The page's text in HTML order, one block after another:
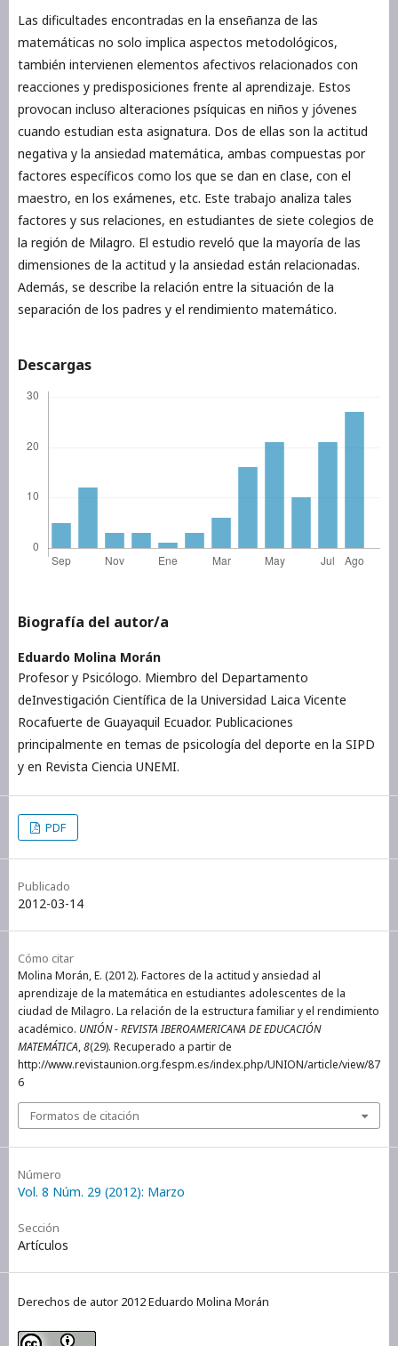
Las dificultades encontradas en la enseñanza de las
matemáticas no solo implica aspectos metodológicos,
también intervienen elementos afectivos relacionados con
reacciones y predisposiciones frente al aprendizaje. Estos
provocan incluso alteraciones psíquicas en niños y jóvenes
cuando estudian esta asignatura. Dos de ellas son la actitud
negativa y la ansiedad matemática, ambas compuestas por
factores específicos como los que se dan en clase, con el
maestro, en los exámenes, etc. Este trabajo analiza tales
factores y sus relaciones, en estudiantes de siete colegios de
la región de Milagro. El estudio reveló que la mayoría de las
dimensiones de la actitud y la ansiedad están relacionadas.
Además, se describe la relación entre la situación de la
separación de los padres y el rendimiento matemático.
Descargas
Biografía del autor/a
Eduardo Molina Morán
Profesor y Psicólogo. Miembro del Departamento
deInvestigación Científica de la Universidad Laica Vicente
Rocafuerte de Guayaquil Ecuador. Publicaciones
principalmente en temas de psicología del deporte en la SIPD
y en Revista Ciencia UNEMI.
PDF
Publicado
2012-03-14
Cómo citar
Molina Morán, E. (2012). Factores de la actitud y ansiedad al
aprendizaje de la matemática en estudiantes adolescentes de la
ciudad de Milagro. La relación de la estructura familiar y el rendimiento
académico. UNIÓN - REVISTA IBEROAMERICANA DE EDUCACIÓN
MATEMÁTICA,8(29). Recuperado a partir de
http://www.revistaunion.org.fespm.es/index.php/UNION/article/view/87
6
Formatos de citación
Número
Vol. 8 Núm. 29 (2012): Marzo
Sección
Artículos
Derechos de autor 2012 Eduardo Molina Morán